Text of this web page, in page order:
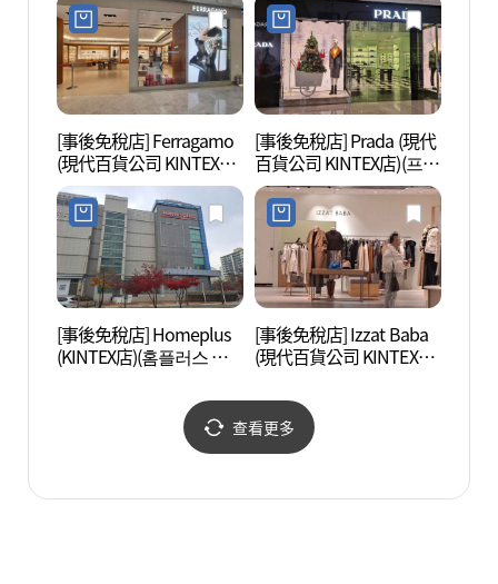
점)
[事後免稅店] Ferragamo
(現代百貨公司 KINTEX店)
(페라가모 현대백화점 킨
텍스점)
[事後免稅店] Prada (現代
百貨公司 KINTEX店)(프라
다 현대백화점 킨텍스점)
[事後免稅店] Homeplus
(KINTEX店)(홈플러스 킨
[事後免稅店] Izzat Baba
(現代百貨公司 KINTEX店)
킨텍스점)
查看更多